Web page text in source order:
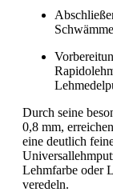
Durch seine
0,8 mm,
eine deutlich
Lehmfarbe oder
veredeln.